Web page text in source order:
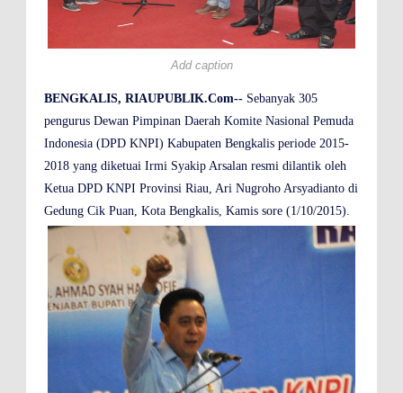
Add caption
BENGKALIS, RIAUPUBLIK.Com-- Sebanyak 305
pengurus Dewan Pimpinan Daerah Komite Nasional Pemuda
Indonesia (DPD KNPI) Kabupaten Bengkalis periode 2015-
2018 yang diketuai Irmi Syakip Arsalan resmi dilantik oleh
Ketua DPD KNPI Provinsi Riau, Ari Nugroho Arsyadianto di
Gedung Cik Puan, Kota Bengkalis, Kamis sore (1/10/2015).